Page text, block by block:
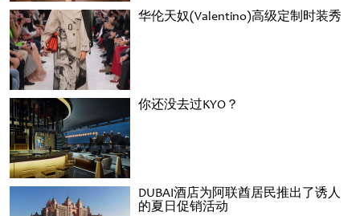
华伦天奴(Valentino)高级定制时装秀
你还没去过KYO？
DUBAI酒店为阿联酋居民推出了诱人
的夏日促销活动